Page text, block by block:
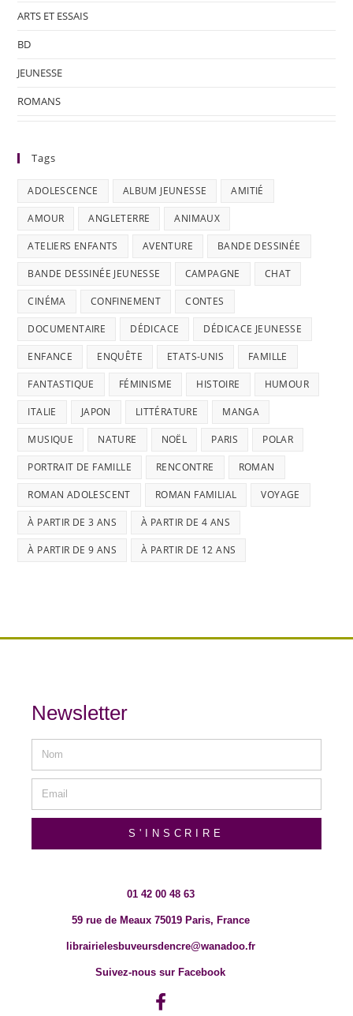
ARTS ET ESSAIS
BD
JEUNESSE
ROMANS
Tags
ADOLESCENCE ALBUM JEUNESSE AMITIÉ
AMOUR ANGLETERRE ANIMAUX
ATELIERS ENFANTS AVENTURE BANDE DESSINÉE
BANDE DESSINÉE JEUNESSE CAMPAGNE CHAT
CINÉMA CONFINEMENT CONTES
DOCUMENTAIRE DÉDICACE DÉDICACE JEUNESSE
ENFANCE ENQUÊTE ETATS-UNIS FAMILLE
FANTASTIQUE FÉMINISME HISTOIRE HUMOUR
ITALIE JAPON LITTÉRATURE MANGA
MUSIQUE NATURE NOËL PARIS POLAR
PORTRAIT DE FAMILLE RENCONTRE ROMAN
ROMAN ADOLESCENT ROMAN FAMILIAL VOYAGE
À PARTIR DE 3 ANS À PARTIR DE 4 ANS
À PARTIR DE 9 ANS À PARTIR DE 12 ANS
Newsletter
S'INSCRIRE
01 42 00 48 63
59 rue de Meaux 75019 Paris, France
librairielesbuveursdencre@wanadoo.fr
Suivez-nous sur Facebook